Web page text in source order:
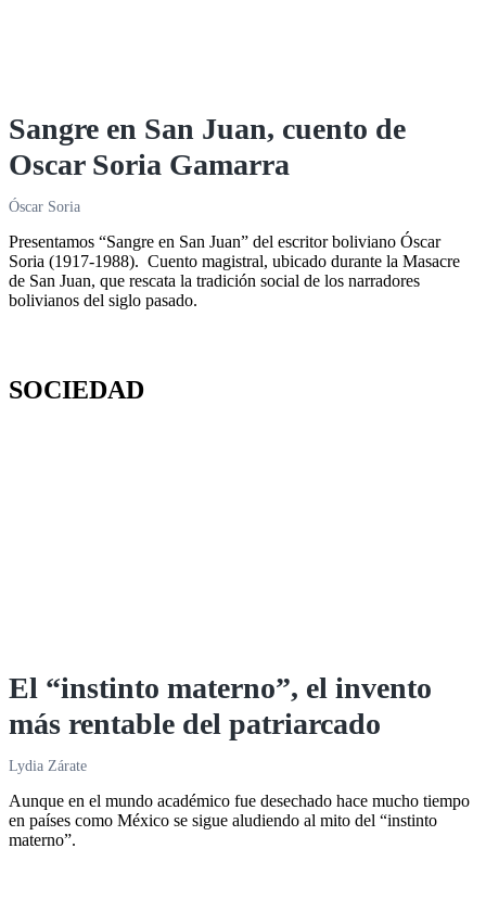
Sangre en San Juan, cuento de
Oscar Soria Gamarra
Óscar Soria
Presentamos “Sangre en San Juan” del escritor boliviano Óscar
Soria (1917-1988). Cuento magistral, ubicado durante la Masacre
de San Juan, que rescata la tradición social de los narradores
bolivianos del siglo pasado.
SOCIEDAD
El “instinto materno”, el invento
más rentable del patriarcado
Lydia Zárate
Aunque en el mundo académico fue desechado hace mucho tiempo
en países como México se sigue aludiendo al mito del “instinto
materno”.